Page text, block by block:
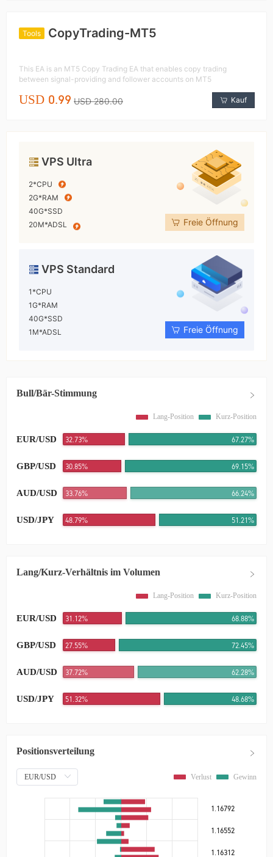
Tools CopyTrading-MT5
This EA is an MT5 Copy Trading EA that enables copy trading
between signal-providing and follower accounts on MT5
USD 0.99 USD 280.00 Kauf
VPS Ultra
2*CPU
2G*RAM
40G*SSD
20M*ADSL
Freie Öffnung
VPS Standard
1*CPU
1G*RAM
40G*SSD
1M*ADSL
Freie Öffnung
Bull/Bär-Stimmung
Lang-Position Kurz-Position
EUR/USD 32.73% 67.27%
GBP/USD 30.85% 69.15%
AUD/USD 33.76% 66.24%
USD/JPY 48.79% 51.21%
Lang/Kurz-Verhältnis im Volumen
Lang-Position Kurz-Position
EUR/USD 31.12% 68.88%
GBP/USD 27.55% 72.45%
AUD/USD 37.72% 62.28%
USD/JPY 51.32% 48.68%
Positionsverteilung
Verlust Gewinn
1.16792
1.16552
1.16312